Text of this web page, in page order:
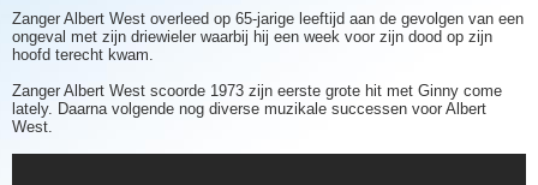
Zanger Albert West overleed op 65-jarige leeftijd aan de gevolgen van een
ongeval met zijn driewieler waarbij hij een week voor zijn dood op zijn
hoofd terecht kwam.
Zanger Albert West scoorde 1973 zijn eerste grote hit met Ginny come
lately. Daarna volgende nog diverse muzikale successen voor Albert
West.